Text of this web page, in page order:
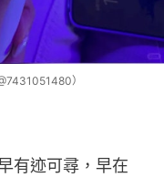
）
有迹可尋，早在